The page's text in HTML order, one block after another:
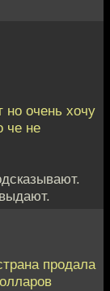
очень хочу
че не
продала